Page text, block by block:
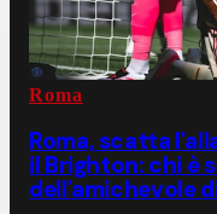
Roma
Roma, scatta
il Brighton: chi è
dell'amichevole